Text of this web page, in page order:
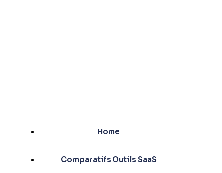
Home
Comparatifs Outils SaaS